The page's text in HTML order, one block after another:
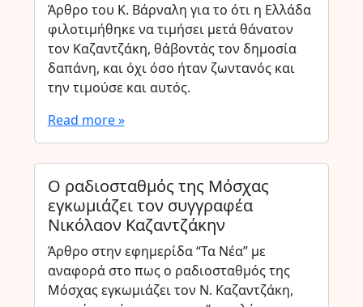
Άρθρο του Κ. Βάρναλη για το ότι η Ελλάδα
φιλοτιμήθηκε να τιμήσει μετά θάνατον
τον Καζαντζάκη, θάβοντάς τον δημοσία
δαπάνη, και όχι όσο ήταν ζωντανός και
την τιμούσε και αυτός.
Read more »
Ο ραδιοσταθμός της Μόσχας
εγκωμιάζει τον συγγραφέα
Νικόλαον Καζαντζάκην
Άρθρο στην εφημερίδα “Τα Νέα” με
αναφορά στο πως ο ραδιοσταθμός της
Μόσχας εγκωμιάζει τον Ν. Καζαντζάκη,